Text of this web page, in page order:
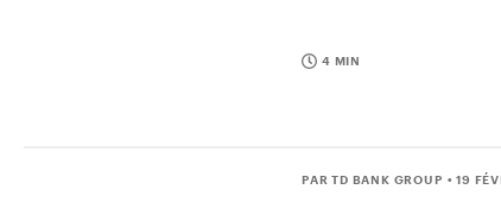
4 MIN
PAR TD BANK GROUP • 19